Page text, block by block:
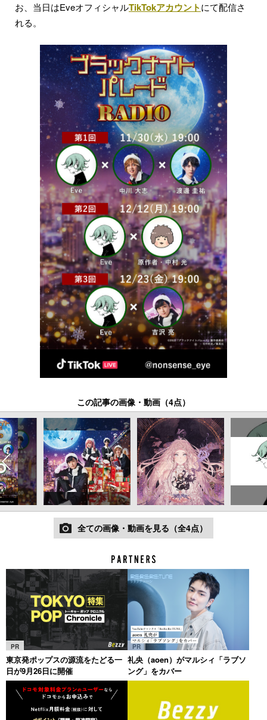
お、当日はEveオフィシャルTikTokアカウントにて配信さ
れる。
この記事の画像・動画（4点）
全ての画像・動画を見る（全4点）
PR
東京発ポップスの源流をたどる一
日が9月26日に開催
PR
礼央（aoen）がマルシィ「ラブソ
ング」をカバー